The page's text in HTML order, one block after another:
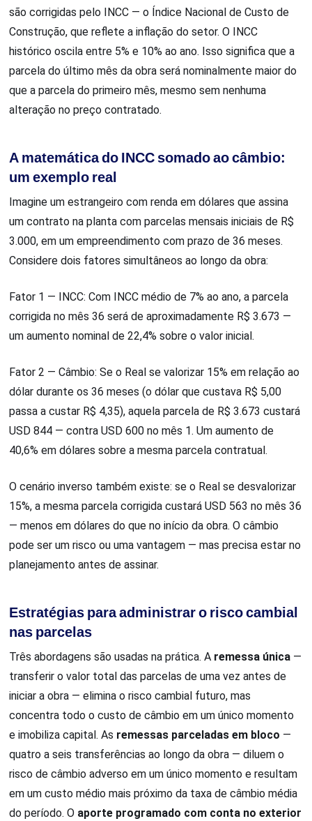
são corrigidas pelo INCC — o Índice Nacional de Custo de
Construção, que reflete a inflação do setor. O INCC
histórico oscila entre 5% e 10% ao ano. Isso significa que a
parcela do último mês da obra será nominalmente maior do
que a parcela do primeiro mês, mesmo sem nenhuma
alteração no preço contratado.
A matemática do INCC somado ao câmbio:
um exemplo real
Imagine um estrangeiro com renda em dólares que assina
um contrato na planta com parcelas mensais iniciais de R$
3.000, em um empreendimento com prazo de 36 meses.
Considere dois fatores simultâneos ao longo da obra:
Fator 1 — INCC: Com INCC médio de 7% ao ano, a parcela
corrigida no mês 36 será de aproximadamente R$ 3.673 —
um aumento nominal de 22,4% sobre o valor inicial.
Fator 2 — Câmbio: Se o Real se valorizar 15% em relação ao
dólar durante os 36 meses (o dólar que custava R$ 5,00
passa a custar R$ 4,35), aquela parcela de R$ 3.673 custará
USD 844 — contra USD 600 no mês 1. Um aumento de
40,6% em dólares sobre a mesma parcela contratual.
O cenário inverso também existe: se o Real se desvalorizar
15%, a mesma parcela corrigida custará USD 563 no mês 36
— menos em dólares do que no início da obra. O câmbio
pode ser um risco ou uma vantagem — mas precisa estar no
planejamento antes de assinar.
Estratégias para administrar o risco cambial
nas parcelas
Três abordagens são usadas na prática. A remessa única —
transferir o valor total das parcelas de uma vez antes de
iniciar a obra — elimina o risco cambial futuro, mas
concentra todo o custo de câmbio em um único momento
e imobiliza capital. As remessas parceladas em bloco —
quatro a seis transferências ao longo da obra — diluem o
risco de câmbio adverso em um único momento e resultam
em um custo médio mais próximo da taxa de câmbio média
do período. O aporte programado com conta no exterior